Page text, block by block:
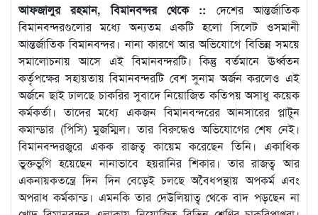
আফজালুর রহমান, বিমানবন্দর থেকে :: দেশের আন্তর্জাতিক
বিমানবন্দরগুলোর মধ্যে অন্যতম একটি হলো সিলেট ওসমানী
আন্তর্জাতিক বিমানবন্দর। নানা কারণে আর অভিযোগে বিভিন্ন সময়ে
সমালোচনায় আসে এই বিমানবন্দরটি। কিন্তু বর্তমানে ঊর্ধ্বতন
কর্তৃপক্ষের সহায়তায় বিমানবন্দরটি বেশ সুনাম অর্জন করলেও এই
অর্জনে ছাই ঢালছে চাকরির সুবাদে নিয়োজিত কতিপয় অসাধু কয়েক
কর্মকর্তা। তাদের মধ্যে একজন বিমানবন্দরের আনসারের প্লাটুন
কমান্ডার (পিসি) মুজম্মিল। তার বিরুদ্ধেও অভিযোগের শেষ নেই।
বিমানবন্দরজুরে একক রাজত্ব কায়েম করেছেন তিনি। একাধিক
ভুক্তভুগি হয়েছেন নানাভাবে হয়রানির শিকার। তার রাজত্ব আর
একনায়কতন্ত্রে দিন দিন বেড়েই চলছে অবৈধপন্থায় অপকর্ম এবং
অপরাধ কর্মকান্ড। এমনকি তার দেউলিয়াত্ব থেকে বাদ পড়ছেন না